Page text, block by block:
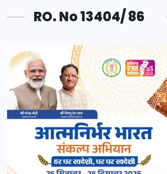
RO. No 13404/ 86